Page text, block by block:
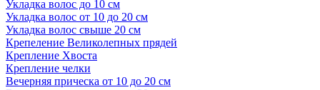
Укладка волос до 10 см
Укладка волос от 10 до 20 см
Укладка волос свыше 20 см
Крепеление Великолепных прядей
Крепление Хвоста
Крепление челки
Вечерняя прическа от 10 до 20 см